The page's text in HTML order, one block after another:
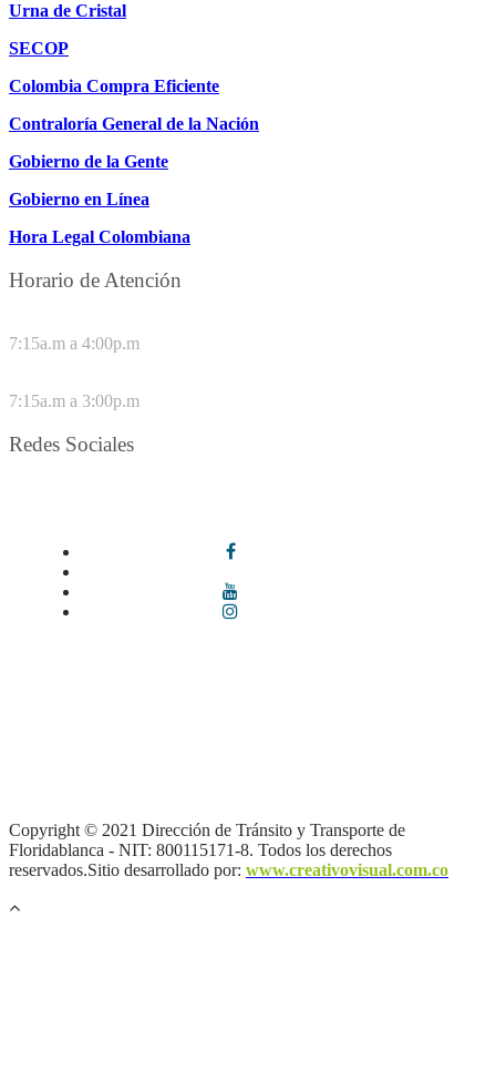
Urna de Cristal
SECOP
Colombia Compra Eficiente
Contraloría General de la Nación
Gobierno de la Gente
Gobierno en Línea
Hora Legal Colombiana
Horario de Atención
7:15a.m a 4:00p.m
7:15a.m a 3:00p.m
Redes Sociales
Copyright © 2021 Dirección de Tránsito y Transporte de
Floridablanca - NIT: 800115171-8. Todos los derechos
reservados.Sitio desarrollado por: www.creativovisual.com.co